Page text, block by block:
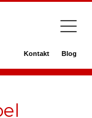
Kontakt Blog